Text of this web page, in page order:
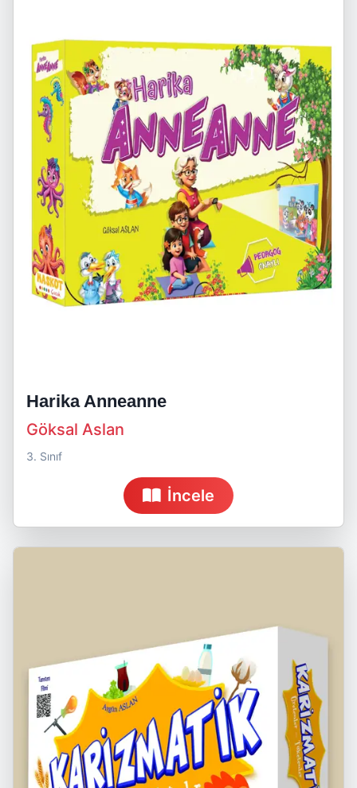
Harika Anneanne
Göksal Aslan
3. Sınıf
İncele